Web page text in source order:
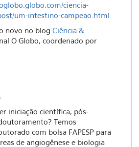
ciencia-
um-intestino-campeao.html
novo no blog Ciência &
O Globo, coordenado por
iniciação científica, pós-
Temos
com bolsa FAPESP para
de angiogênese e biologia